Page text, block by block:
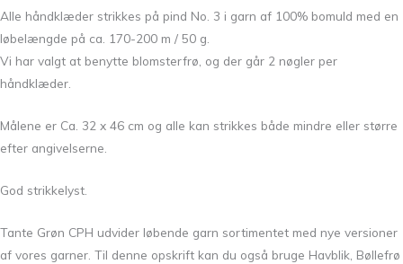
Alle håndklæder strikkes på pind No. 3 i garn af 100% bomuld med en
løbelængde på ca. 170-200 m / 50 g.
Vi har valgt at benytte blomsterfrø, og der går 2 nøgler per
håndklæder.
Målene er Ca. 32 x 46 cm og alle kan strikkes både mindre eller større
efter angivelserne.
God strikkelyst.
Tante Grøn CPH udvider løbende garn sortimentet med nye versioner
af vores garner. Til denne opskrift kan du også bruge Havblik, Bøllefrø